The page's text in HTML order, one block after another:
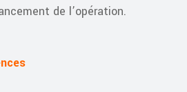
de l’opération.